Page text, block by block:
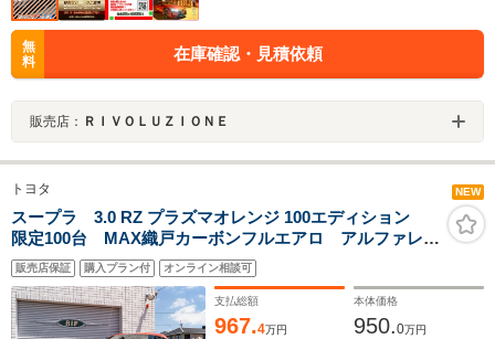
無
料
在庫確認・見積依頼
販売店： ＲＩＶＯＬＵＺＩＯＮＥ
トヨタ NEW
スープラ 3.0 RZ プラズマオレンジ 100エディション
限定100台 MAX織戸カーボンフルエアロ アルファレッ
クステールライト カーボンミラーカバー カーボンナ
ンバーステー 前後ドラレコ 屋根下保管
販売店保証 購入プラン付 オンライン相談可
支払総額
967.4万円
本体価格
950.0万円